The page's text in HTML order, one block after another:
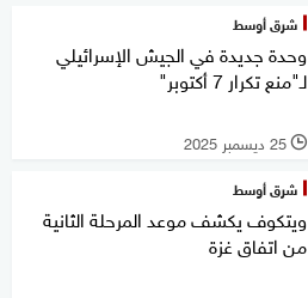
شرق أوسط
وحدة جديدة في الجيش الإسرائيلي
لـ"منع تكرار 7 أكتوبر"
l 25 ديسمبر 2025
شرق أوسط
ويتكوف يكشف موعد المرحلة الثانية
من اتفاق غزة